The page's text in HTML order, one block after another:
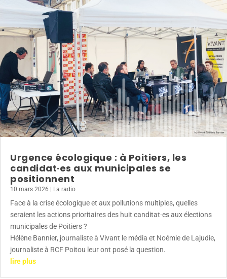
Urgence écologique : à Poitiers, les
candidat·es aux municipales se
positionnent
10 mars 2026 La radio
Face à la crise écologique et aux pollutions multiples, quelles
seraient les actions prioritaires des huit canditat·es aux élections
municipales de Poitiers ?
Hélène Bannier, journaliste à Vivant le média et Noémie de Lajudie,
journaliste à RCF Poitou leur ont posé la question.
lire plus